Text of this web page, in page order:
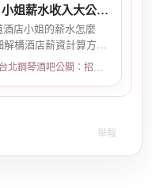
姐薪水收入大公開
酒店小姐的薪水怎麼
解構酒店薪資計算方
節數」的基本概念、...
台北鋼琴酒吧公關：招募條件與工作環境介紹 · 2026-03-09
舉報